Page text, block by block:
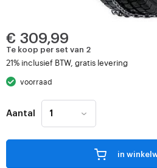
€ 309,99
Te koop per set van 2
21% inclusief BTW, gratis levering
voorraad
Aantal
in